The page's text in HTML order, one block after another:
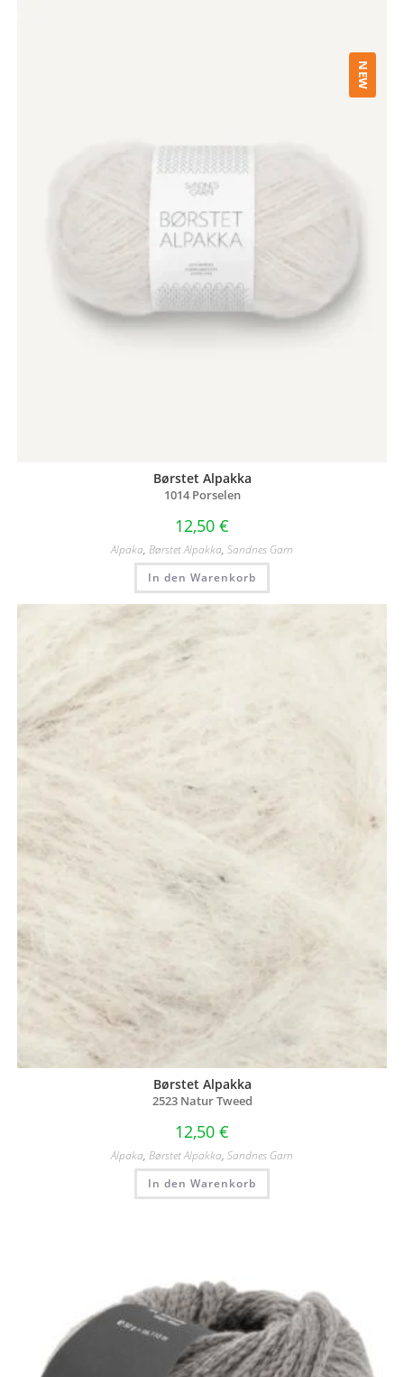
NEW
Børstet Alpakka
1014 Porselen
12,50 €
Alpaka, Børstet Alpakka, Sandnes Garn
In den Warenkorb
Børstet Alpakka
2523 Natur Tweed
12,50 €
Alpaka, Børstet Alpakka, Sandnes Garn
In den Warenkorb